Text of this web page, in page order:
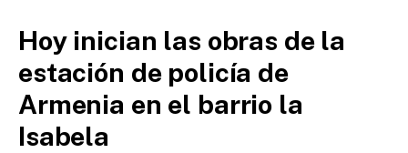
Hoy inician las obras de la
estación de policía de
Armenia en el barrio la
Isabela